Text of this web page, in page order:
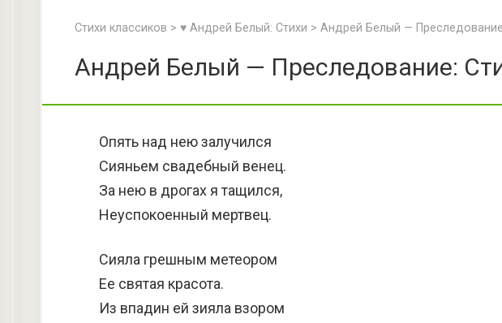
Стихи классиков > ♥ Андрей Белый: Стихи > Андрей Белый — Преследование
Андрей Белый — Преследование:
Опять над нею залучился
Сияньем свадебный венец.
За нею в дрогах я тащился,
Неуспокоенный мертвец.
Сияла грешным метеором
Ее святая красота.
Из впадин ей зияла взором